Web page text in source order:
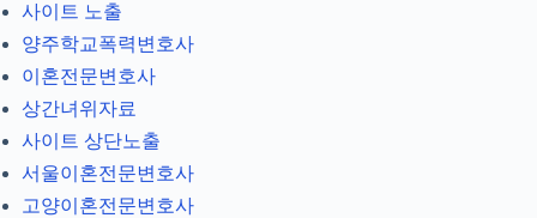
사이트 노출
양주학교폭력변호사
이혼전문변호사
상간녀위자료
사이트 상단노출
서울이혼전문변호사
고양이혼전문변호사